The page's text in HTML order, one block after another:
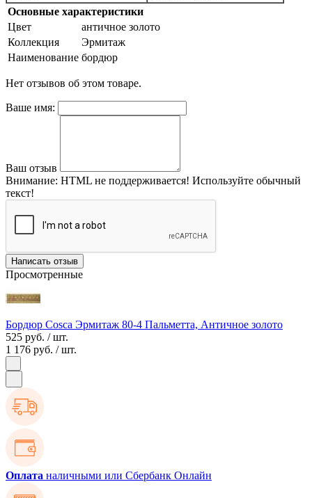
Основные характеристики
Цвет
античное золото
Коллекция
Эрмитаж
Наименование бордюр
Нет отзывов об этом товаре.
Ваше имя:
Ваш отзыв
Внимание: HTML не поддерживается! Используйте обычный
текст!
Написать отзыв
Просмотренные
Бордюр Cosca Эрмитаж 80-4 Пальметта, Античное золото
525 руб. / шт.
1 176 руб. / шт.
Оплата наличными или Сбербанк Онлайн